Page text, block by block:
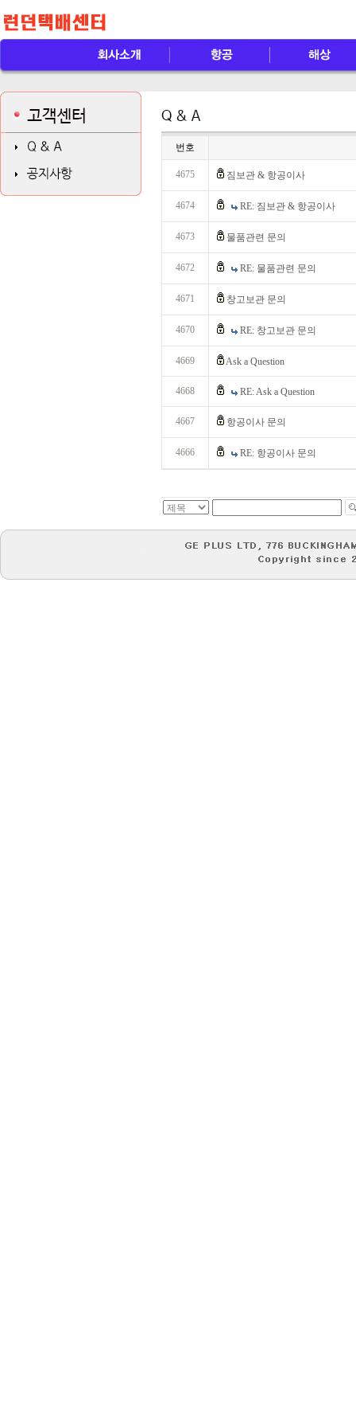
번호
4675 짐보관 & 항공이사
4674 RE: 짐보관 & 항공이사
4673 물품관련 문의
4672 RE: 물품관련 문의
4671 창고보관 문의
4670 RE: 창고보관 문의
4669 Ask a Question
4668 RE: Ask a Question
4667 항공이사 문의
4666 RE: 항공이사 문의